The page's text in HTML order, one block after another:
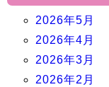
2026年5月
2026年4月
2026年3月
2026年2月